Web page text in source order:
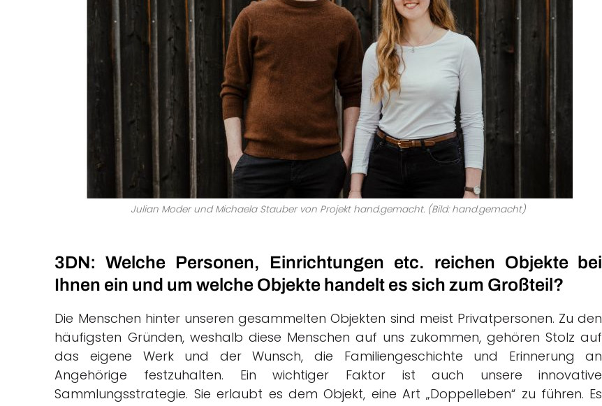
Julian Moder und Michaela Stauber von Projekt hand.gemacht. (Bild: hand.gemacht)
3DN: Welche Personen, Einrichtungen etc. reichen Objekte bei
Ihnen ein und um welche Objekte handelt es sich zum Großteil?
Die Menschen hinter unseren gesammelten Objekten sind meist Privatpersonen. Zu den
häufigsten Gründen, weshalb diese Menschen auf uns zukommen, gehören Stolz auf
das eigene Werk und der Wunsch, die Familiengeschichte und Erinnerung an
Angehörige festzuhalten. Ein wichtiger Faktor ist auch unsere innovative
Sammlungsstrategie. Sie erlaubt es dem Objekt, eine Art „Doppelleben“ zu führen. Es